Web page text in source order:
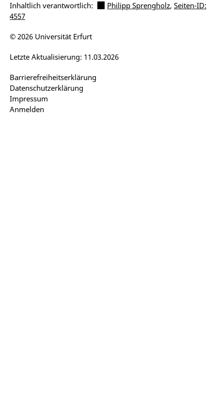
Inhaltlich verantwortlich: Philipp Sprengholz, Seiten-ID:
4557
Barrierefreiheitserklärung
Datenschutzerklärung
Impressum
Anmelden
Letzte Aktualisierung: 11.03.2026
© 2026 Universität Erfurt